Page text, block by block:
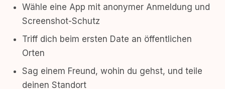
Wähle eine App mit anonymer Anmeldung und
Screenshot-Schutz
Triff dich beim ersten Date an öffentlichen
Orten
Sag einem Freund, wohin du gehst, und teile
deinen Standort